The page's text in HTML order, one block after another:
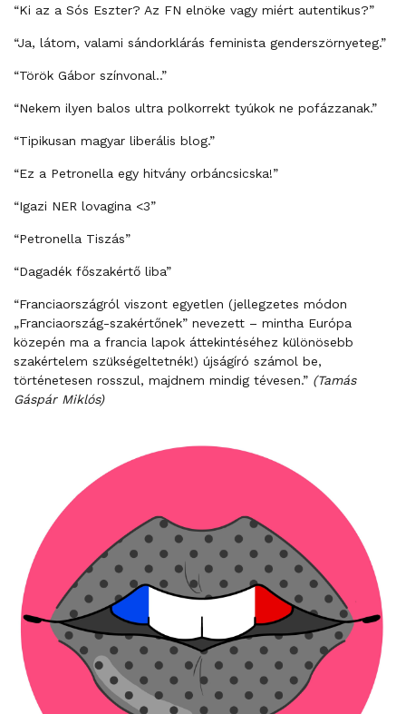
“Ki az a Sós Eszter? Az FN elnöke vagy miért autentikus?”
“Ja, látom, valami sándorklárás feminista genderszörnyeteg.”
“Török Gábor színvonal..”
“Nekem ilyen balos ultra polkorrekt tyúkok ne pofázzanak.”
“Tipikusan magyar liberális blog.”
“Ez a Petronella egy hitvány orbáncsicska!”
“Igazi NER lovagina <3”
“Petronella Tiszás”
“Dagadék főszakértő liba”
“Franciaországról viszont egyetlen (jellegzetes módon
„Franciaország-szakértőnek” nevezett – mintha Európa
közepén ma a francia lapok áttekintéséhez különösebb
szakértelem szükségeltetnék!) újságíró számol be,
történetesen rosszul, majdnem mindig tévesen.” (Tamás
Gáspár Miklós)